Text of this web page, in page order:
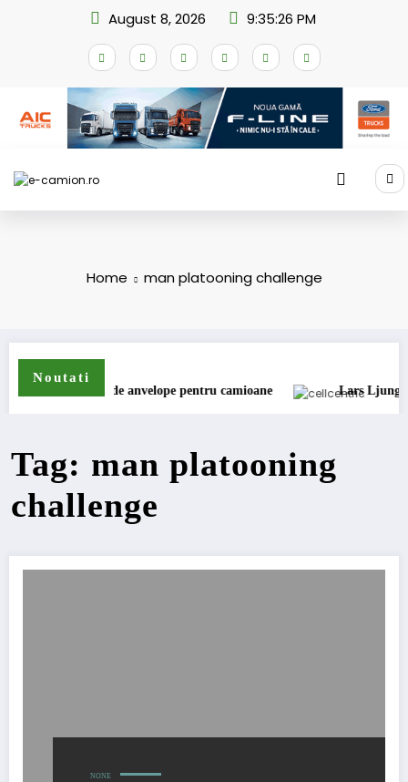
August 8, 2026 9:35:26 PM
Home man platooning challenge
Noutati
gama de anvelope pentru camioane Lars Ljungström a
Tag: man platooning
challenge
NONE